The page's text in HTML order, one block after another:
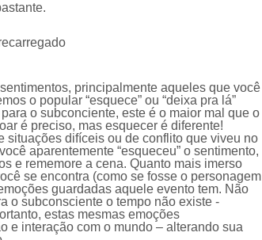
principalmente aqueles que você
o popular “esquece” ou “deixa pra lá”
o subconciente, este é o maior mal que o
é preciso, mas esquecer é diferente!
situações difíceis ou de conflito que viveu no
aparentemente “esqueceu” o sentimento,
e rememore a cena. Quanto mais imerso
se encontra (como se fosse o personagem
guardadas aquele evento tem. Não
o subconsciente o tempo não existe -
estas mesmas emoções
e interação com o mundo – alterando sua